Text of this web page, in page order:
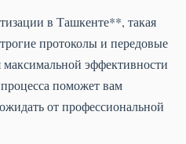
в Ташкенте**, такая
протоколы и передовые
максимальной эффективности
поможет вам
от профессиональной